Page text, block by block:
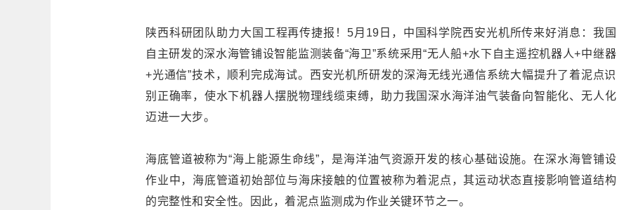
陕西科研团队助力大国工程再传捷报！5月19日，中国科学院西安光机所传来好消息：我国
自主研发的深水海管铺设智能监测装备“海卫”系统采用“无人船+水下自主遥控机器人+中继器
+光通信”技术，顺利完成海试。西安光机所研发的深海无线光通信系统大幅提升了着泥点识
别正确率，使水下机器人摆脱物理线缆束缚，助力我国深水海洋油气装备向智能化、无人化
迈进一大步。
海底管道被称为“海上能源生命线”，是海洋油气资源开发的核心基础设施。在深水海管铺设
作业中，海底管道初始部位与海床接触的位置被称为着泥点，其运动状态直接影响管道结构
的完整性和安全性。因此，着泥点监测成为作业关键环节之一。